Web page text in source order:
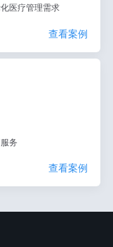
医疗管理需求
查看案例
务
查看案例